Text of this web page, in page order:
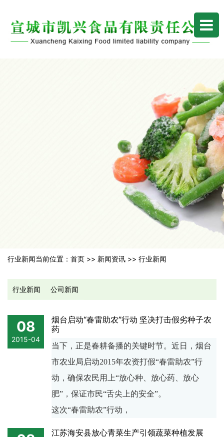
行业新闻当前位置： 首页 >> 新闻资讯 >> 行业新闻
行业新闻 公司新闻
08
2015-04
烟台启动“春雷助农”行动 坚决打击假劣种子农
药
当下，正是春耕备播的关键时节。近日，烟台
市农业局启动2015年农资打假“春雷助农”行
动，确保农民用上“放心种、放心药、放心
肥”，保证市民“舌尖上的安全”。
这次“春雷助农”行动，
江苏海安县放心青菜生产引领蔬菜种植发展